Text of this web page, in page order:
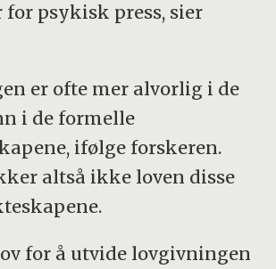
psykisk press, sier
er ofte mer alvorlig i de
i de formelle
ifølge forskeren.
altså ikke loven disse
for å utvide lovgivningen